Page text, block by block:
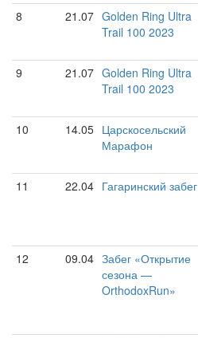
8 21.07 Golden Ring Ultra
Trail 100 2023
9 21.07 Golden Ring Ultra
Trail 100 2023
10 14.05 Царскосельский
Марафон
11 22.04 Гагаринский забег
12 09.04 Забег «Открытие
сезона —
OrthodoxRun»